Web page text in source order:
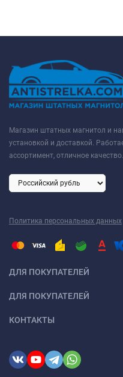
Магазин штатных магнитол и
установкой и доставкой.
ассортимент, отличное качество.
Политика персональных данных
ДЛЯ ПОКУПАТЕЛЕЙ
ДЛЯ ПОКУПАТЕЛЕЙ
КОНТАКТЫ